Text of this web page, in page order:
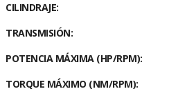
(Hp/RPM)
Torque máximo
(Nm/RPM)
381 / 4.400
CILINDRAJE:
TRANSMISIÓN:
POTENCIA MÁXIMA (HP/RPM):
TORQUE MÁXIMO (NM/RPM):